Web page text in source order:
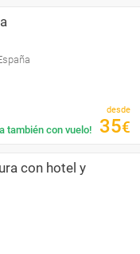
también con vuelo!
desde
35€
con hotel y